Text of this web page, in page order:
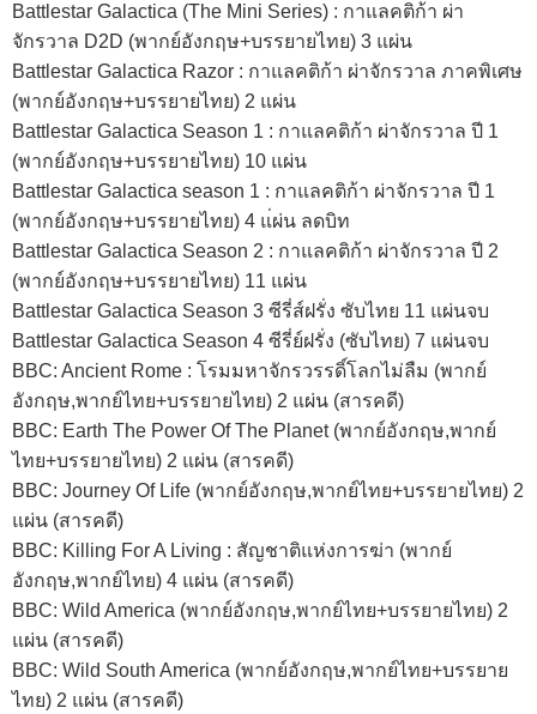
Battlestar Galactica (The Mini Series) : กาแลคติก้า ผ่า
จักรวาล D2D (พากย์อังกฤษ+บรรยายไทย) 3 แผ่น
Battlestar Galactica Razor : กาแลคติก้า ผ่าจักรวาล ภาคพิเศษ
(พากย์อังกฤษ+บรรยายไทย) 2 แผ่น
Battlestar Galactica Season 1 : กาแลคติก้า ผ่าจักรวาล ปี 1
(พากย์อังกฤษ+บรรยายไทย) 10 แผ่น
Battlestar Galactica season 1 : กาแลคติก้า ผ่าจักรวาล ปี 1
(พากย์อังกฤษ+บรรยายไทย) 4 แ่ผ่น ลดบิท
Battlestar Galactica Season 2 : กาแลคติก้า ผ่าจักรวาล ปี 2
(พากย์อังกฤษ+บรรยายไทย) 11 แผ่น
Battlestar Galactica Season 3 ซีรี่ส์ฝรั่ง ซับไทย 11 แผ่นจบ
Battlestar Galactica Season 4 ซีรี่ย์ฝรั่ง (ซับไทย) 7 แผ่นจบ
BBC: Ancient Rome : โรมมหาจักรวรรดิ์โลกไม่ลืม (พากย์
อังกฤษ,พากย์ไทย+บรรยายไทย) 2 แผ่น (สารคดี)
BBC: Earth The Power Of The Planet (พากย์อังกฤษ,พากย์
ไทย+บรรยายไทย) 2 แผ่น (สารคดี)
BBC: Journey Of Life (พากย์อังกฤษ,พากย์ไทย+บรรยายไทย) 2
แผ่น (สารคดี)
BBC: Killing For A Living : สัญชาติแห่งการฆ่า (พากย์
อังกฤษ,พากย์ไทย) 4 แผ่น (สารคดี)
BBC: Wild America (พากย์อังกฤษ,พากย์ไทย+บรรยายไทย) 2
แผ่น (สารคดี)
BBC: Wild South America (พากย์อังกฤษ,พากย์ไทย+บรรยาย
ไทย) 2 แผ่น (สารคดี)